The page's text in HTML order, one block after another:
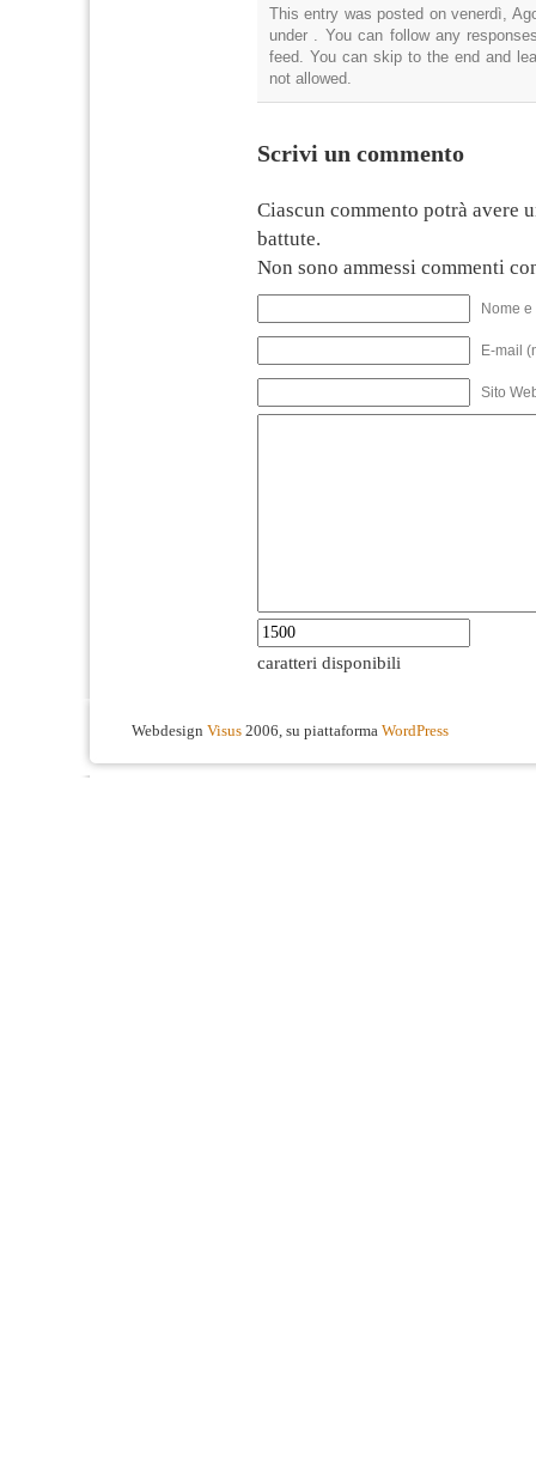
This entry was posted on venerdì,
under . You can follow any
feed. You can skip to the end and
not allowed.
Scrivi un commento
Ciascun commento potrà avere
battute.
Non sono ammessi commenti
Nome
E-mail
Sito
caratteri disponibili
Webdesign Visus 2006, su piattaforma WordPress